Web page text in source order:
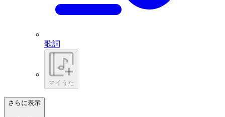
歌詞
マイうた
さらに表示